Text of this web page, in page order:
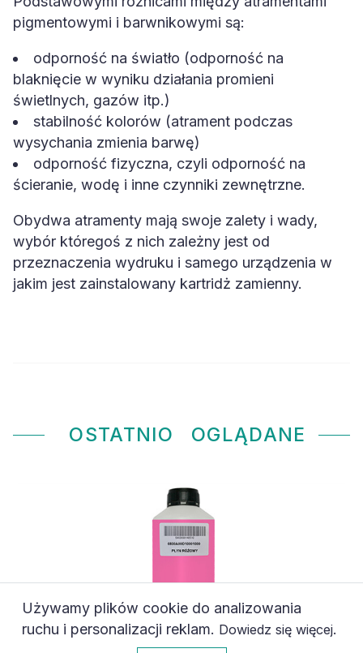
0
pigmentowymi i barwnikowymi są:
odporność na światło (odporność na
blaknięcie w wyniku działania promieni
świetlnych, gazów itp.)
stabilność kolorów (atrament podczas
wysychania zmienia barwę)
odporność fizyczna, czyli odporność na
ścieranie, wodę i inne czynniki zewnętrzne.
wybór któregoś z nich zależny jest od
przeznaczenia wydruku i samego urządzenia w
jakim jest zainstalowany kartridż zamienny.
OSTATNIO OGLĄDANE
ruchu i personalizacji reklam.Dowiedz się więcej.
Akceptuję